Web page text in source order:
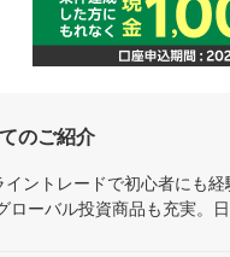
のご紹介
ントレードで初心者にも
ーバル投資商品も充実。